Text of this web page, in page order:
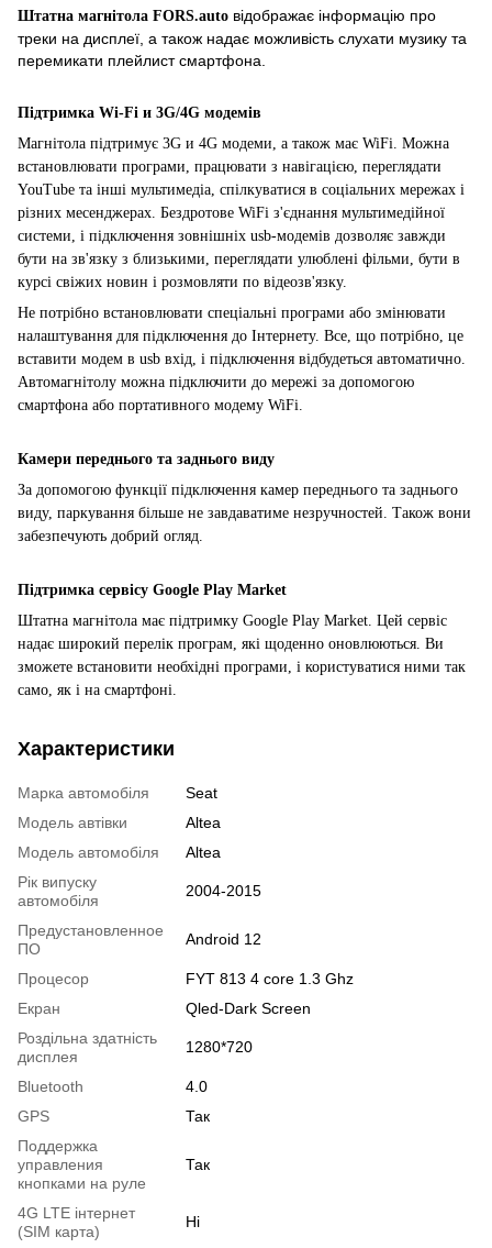
Штатна магнітола FORS.auto відображає інформацію про
треки на дисплеї, а також надає можливість слухати музику та
перемикати плейлист смартфона.
Підтримка Wi-Fi и 3G/4G модемів
Магнітола підтримує 3G и 4G модеми, а також має WiFi. Можна
встановлювати програми, працювати з навігацією, переглядати
YouTube та інші мультимедіа, спілкуватися в соціальних мережах і
різних месенджерах. Бездротове WiFi з'єднання мультимедійної
системи, і підключення зовнішніх usb-модемів дозволяє завжди
бути на зв'язку з близькими, переглядати улюблені фільми, бути в
курсі свіжих новин і розмовляти по відеозв'язку.
Не потрібно встановлювати спеціальні програми або змінювати
налаштування для підключення до Інтернету. Все, що потрібно, це
вставити модем в usb вхід, і підключення відбудеться автоматично.
Автомагнітолу можна підключити до мережі за допомогою
смартфона або портативного модему WiFi.
Камери переднього та заднього виду
За допомогою функції підключення камер переднього та заднього
виду, паркування більше не завдаватиме незручностей. Також вони
забезпечують добрий огляд.
Підтримка сервісу Google Play Market
Штатна магнітола має підтримку Google Play Market. Цей сервіс
надає широкий перелік програм, які щоденно оновлюються. Ви
зможете встановити необхідні програми, і користуватися ними так
само, як і на смартфоні.
Характеристики
Марка автомобіля
Seat
Модель автівки
Altea
Модель автомобіля
Altea
Рік випуску
автомобіля
2004-2015
Предустановленное
ПО
Android 12
Процесор
FYT 813 4 core 1.3 Ghz
Екран
Qled-Dark Screen
Роздільна здатність
дисплея
1280*720
Bluetooth
4.0
GPS
Так
Поддержка
управления
кнопками на руле
Так
4G LTE інтернет
(SIM карта)
Ні